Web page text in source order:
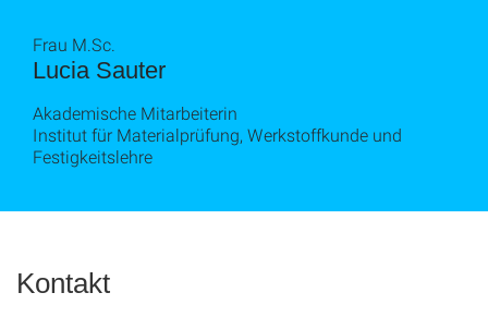
Lucia Sauter
Frau M.Sc.
Akademische Mitarbeiterin
Institut für Materialprüfung, Werkstoffkunde und
Festigkeitslehre
Kontakt